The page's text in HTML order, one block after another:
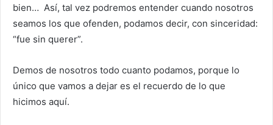
bien… Así, tal vez podremos entender cuando nosotros
seamos los que ofenden, podamos decir, con sinceridad:
“fue sin querer”.
Demos de nosotros todo cuanto podamos, porque lo
único que vamos a dejar es el recuerdo de lo que
hicimos aquí.